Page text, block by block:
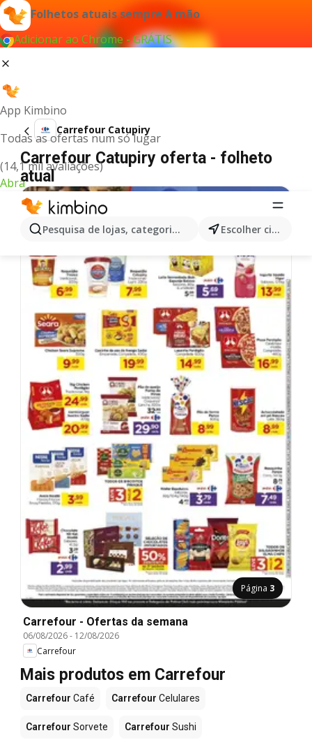
Folhetos atuais sempre à mão
Adicionar ao Chrome - GRÁTIS
App Kimbino
Todas as ofertas num só lugar
(14,1 mil avaliações)
Abra
Pesquisa de lojas, categorias,produtos... Escolher cidade
Carrefour Catupiry
Carrefour Catupiry oferta - folheto
atual
Página 3
Carrefour - Ofertas da semana
06/08/2026- 12/08/2026
Carrefour
Mais produtos em Carrefour
Carrefour Café Carrefour Celulares
Carrefour Sorvete Carrefour Sushi